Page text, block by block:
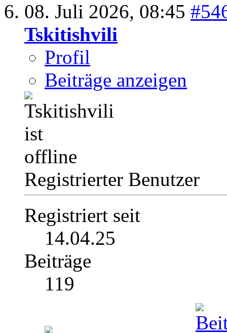
08. Juli 2026, 08:45
Tskitishvili
Profil
Beiträge anzeigen
Registrierter Benutzer
Registriert seit
14.04.25
Beiträge
119